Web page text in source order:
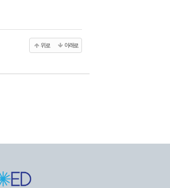
위로 아래로